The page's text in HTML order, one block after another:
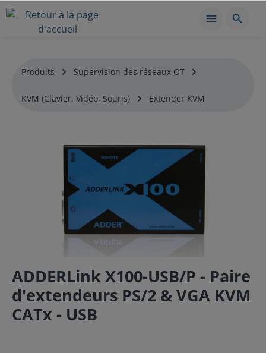
Produits Supervision des réseaux OT
KVM (Clavier, Vidéo, Souris) Extender KVM
ADDERLink X100-USB/P - Paire
d'extendeurs PS/2 & VGA KVM
CATx - USB